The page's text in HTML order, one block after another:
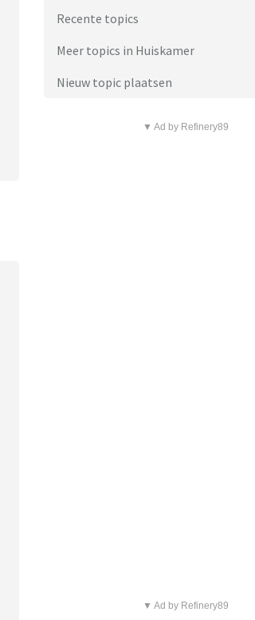
Recente topics
Meer topics in Huiskamer
Nieuw topic plaatsen
▼ Ad by Refinery89
▼ Ad by Refinery89